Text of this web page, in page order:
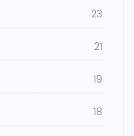
23
21
19
18